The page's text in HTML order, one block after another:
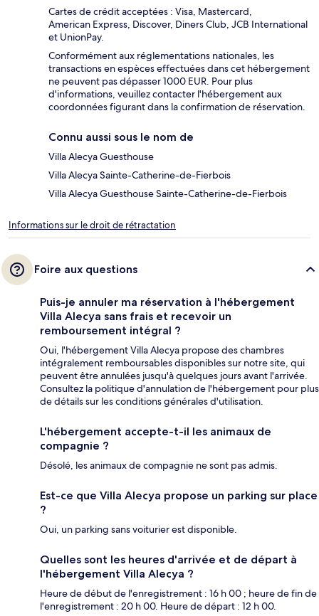
Cartes de crédit acceptées : Visa, Mastercard,
American Express, Discover, Diners Club, JCB International
et UnionPay.
Conformément aux réglementations nationales, les
transactions en espèces effectuées dans cet hébergement
ne peuvent pas dépasser 1000 EUR. Pour plus
d'informations, veuillez contacter l'hébergement aux
coordonnées figurant dans la confirmation de réservation.
Connu aussi sous le nom de
Villa Alecya Guesthouse
Villa Alecya Sainte-Catherine-de-Fierbois
Villa Alecya Guesthouse Sainte-Catherine-de-Fierbois
Informations sur le droit de rétractation
Foire aux questions
Puis-je annuler ma réservation à l'hébergement
Villa Alecya sans frais et recevoir un
remboursement intégral ?
Oui, l'hébergement Villa Alecya propose des chambres
intégralement remboursables disponibles sur notre site, qui
peuvent être annulées jusqu'à quelques jours avant l'arrivée.
Consultez la politique d'annulation de l'hébergement pour plus
de détails sur les conditions générales d'utilisation.
L'hébergement accepte-t-il les animaux de
compagnie ?
Désolé, les animaux de compagnie ne sont pas admis.
Est-ce que Villa Alecya propose un parking sur place
?
Oui, un parking sans voiturier est disponible.
Quelles sont les heures d'arrivée et de départ à
l'hébergement Villa Alecya ?
Heure de début de l'enregistrement : 16 h 00 ; heure de fin de
l'enregistrement : 20 h 00. Heure de départ : 12 h 00.